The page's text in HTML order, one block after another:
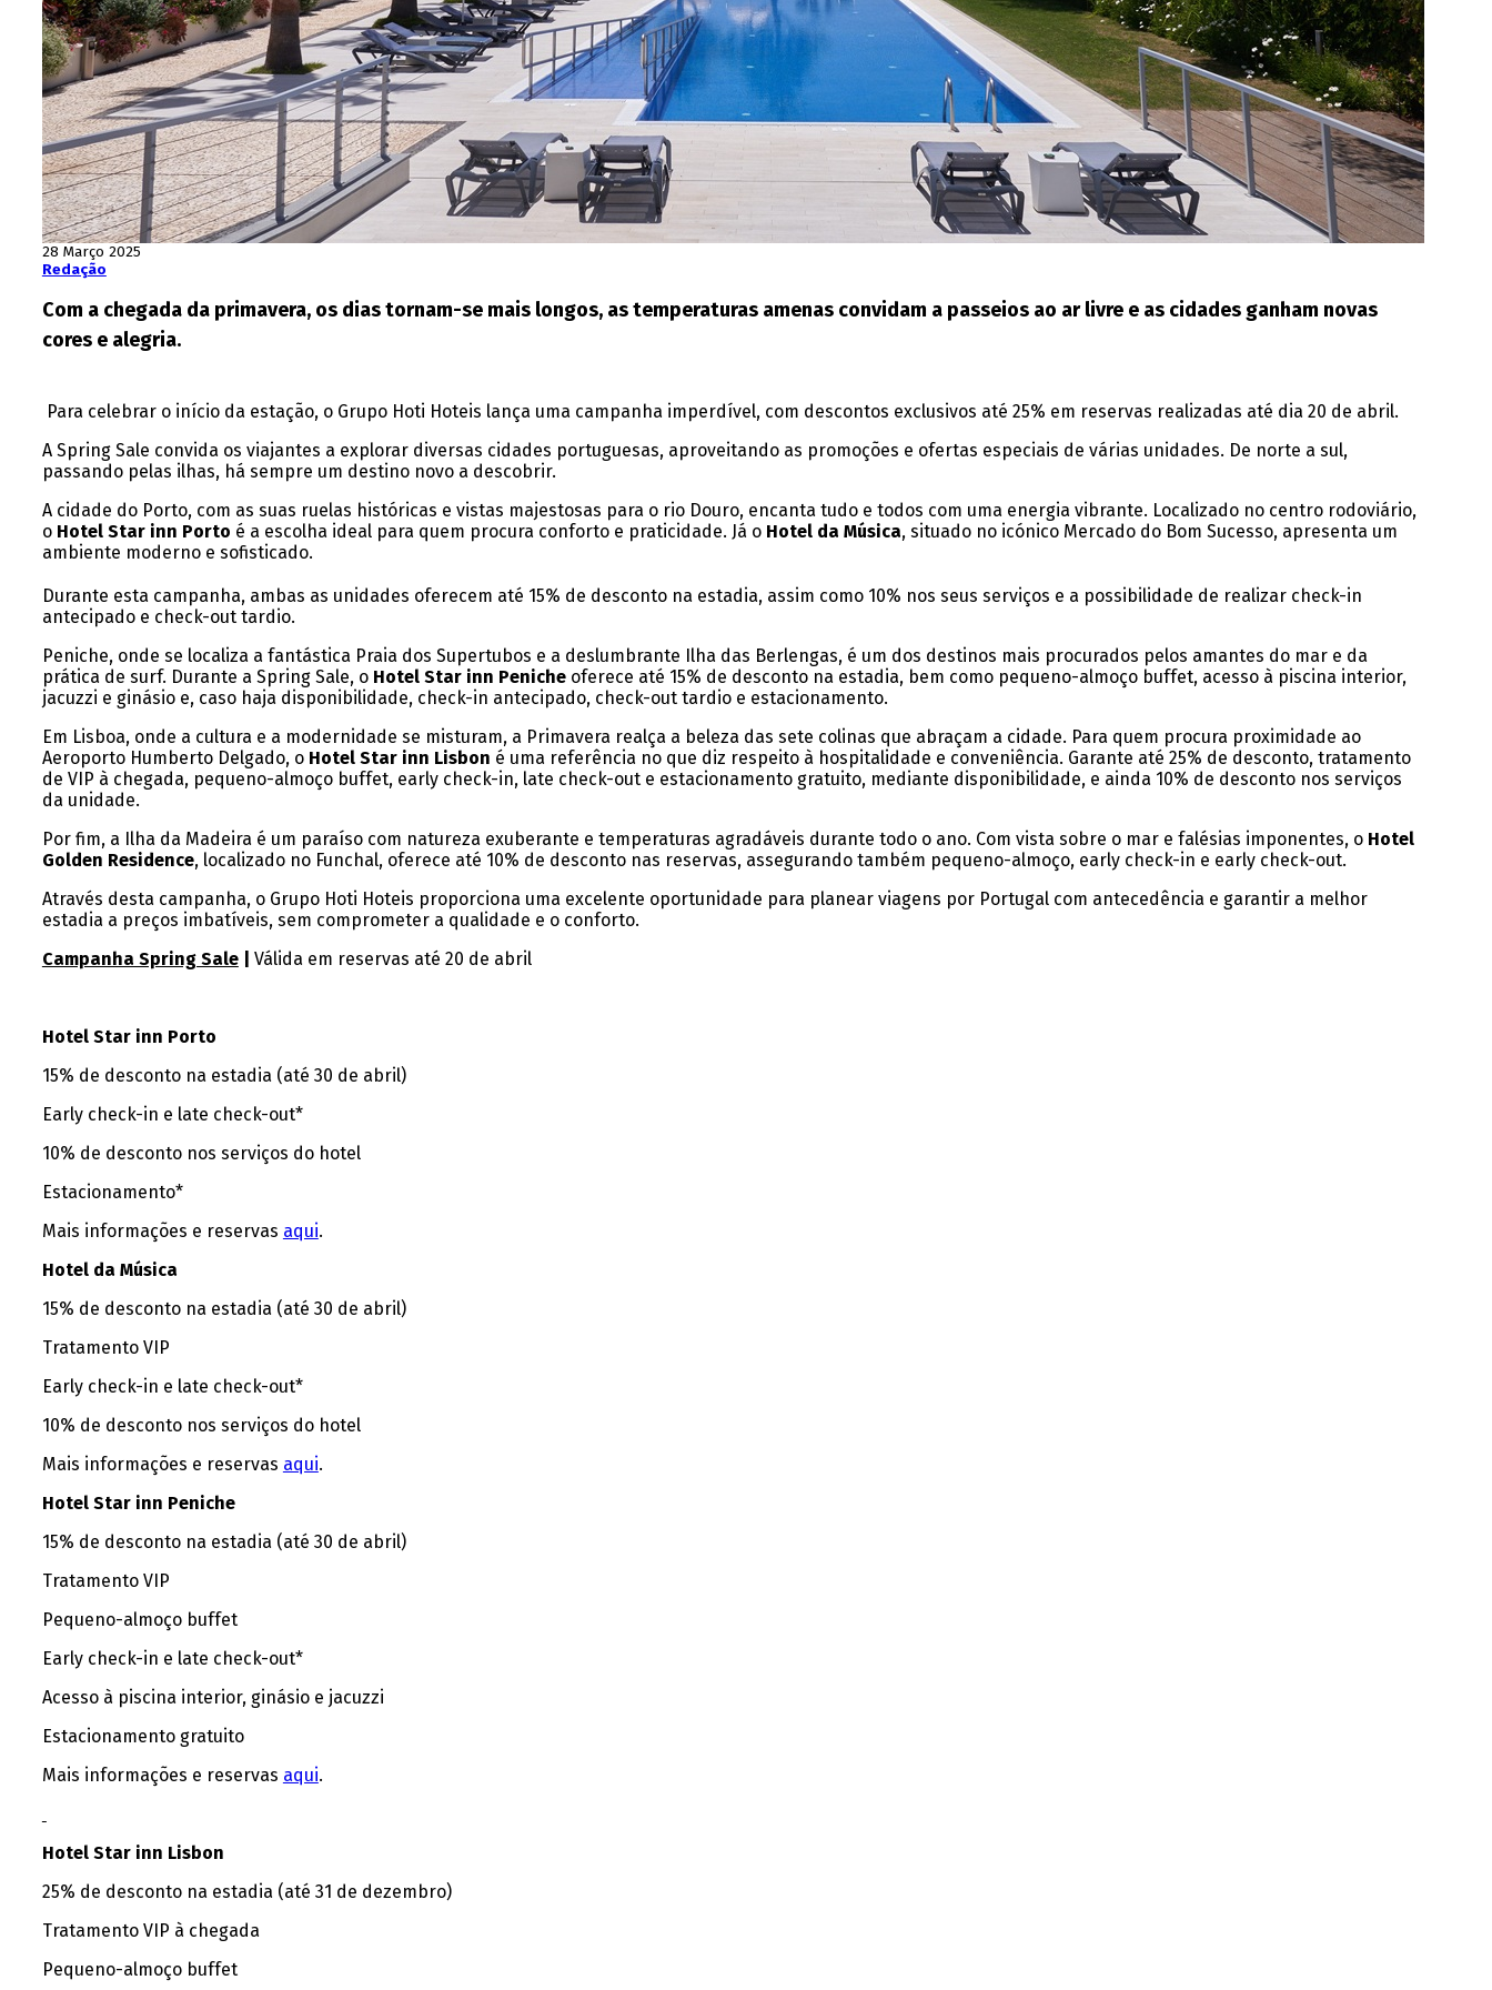
28 Março 2025
Redação
Com a chegada da primavera, os dias tornam-se mais longos, as temperaturas amenas convidam a passeios ao ar livre e as cidades ganham novas
cores e alegria.
Para celebrar o início da estação, o Grupo Hoti Hoteis lança uma campanha imperdível, com descontos exclusivos até 25% em reservas realizadas até dia 20 de abril.
A Spring Sale convida os viajantes a explorar diversas cidades portuguesas, aproveitando as promoções e ofertas especiais de várias unidades. De norte a sul,
passando pelas ilhas, há sempre um destino novo a descobrir.
A cidade do Porto, com as suas ruelas históricas e vistas majestosas para o rio Douro, encanta tudo e todos com uma energia vibrante. Localizado no centro rodoviário,
o Hotel Star inn Porto é a escolha ideal para quem procura conforto e praticidade. Já o Hotel da Música, situado no icónico Mercado do Bom Sucesso, apresenta um
ambiente moderno e sofisticado.
Durante esta campanha, ambas as unidades oferecem até 15% de desconto na estadia, assim como 10% nos seus serviços e a possibilidade de realizar check-in
antecipado e check-out tardio.
Peniche, onde se localiza a fantástica Praia dos Supertubos e a deslumbrante Ilha das Berlengas, é um dos destinos mais procurados pelos amantes do mar e da
prática de surf. Durante a Spring Sale, o Hotel Star inn Penicheoferece até 15% de desconto na estadia, bem como pequeno-almoço buffet, acesso à piscina interior,
jacuzzi e ginásio e, caso haja disponibilidade, check-in antecipado, check-out tardio e estacionamento.
Em Lisboa, onde a cultura e a modernidade se misturam, a Primavera realça a beleza das sete colinas que abraçam a cidade. Para quem procura proximidade ao
Aeroporto Humberto Delgado, o Hotel Star inn Lisbon é uma referência no que diz respeito à hospitalidade e conveniência. Garante até 25% de desconto, tratamento
de VIP à chegada, pequeno-almoço buffet, early check-in, late check-out e estacionamento gratuito, mediante disponibilidade, e ainda 10% de desconto nos serviços
da unidade.
Por fim, a Ilha da Madeira é um paraíso com natureza exuberante e temperaturas agradáveis durante todo o ano. Com vista sobre o mar e falésias imponentes, o Hotel
Golden Residence, localizado no Funchal, oferece até 10% de desconto nas reservas, assegurando também pequeno-almoço, early check-in e early check-out.
Através desta campanha, o Grupo Hoti Hoteis proporciona uma excelente oportunidade para planear viagens por Portugal com antecedência e garantir a melhor
estadia a preços imbatíveis, sem comprometer a qualidade e o conforto.
Campanha Spring Sale| Válida em reservas até 20 de abril
Hotel Star inn Porto
15% de desconto na estadia (até 30 de abril)
Early check-in e late check-out*
10% de desconto nos serviços do hotel
Estacionamento*
Mais informações e reservas aqui.
Hotel da Música
15% de desconto na estadia (até 30 de abril)
Tratamento VIP
Early check-in e late check-out*
10% de desconto nos serviços do hotel
Mais informações e reservas aqui.
Hotel Star inn Peniche
15% de desconto na estadia (até 30 de abril)
Tratamento VIP
Pequeno-almoço buffet
Early check-in e late check-out*
Acesso à piscina interior, ginásio e jacuzzi
Estacionamento gratuito
Mais informações e reservas aqui.
Hotel Star inn Lisbon
25% de desconto na estadia (até 31 de dezembro)
Tratamento VIP à chegada
Pequeno-almoço buffet